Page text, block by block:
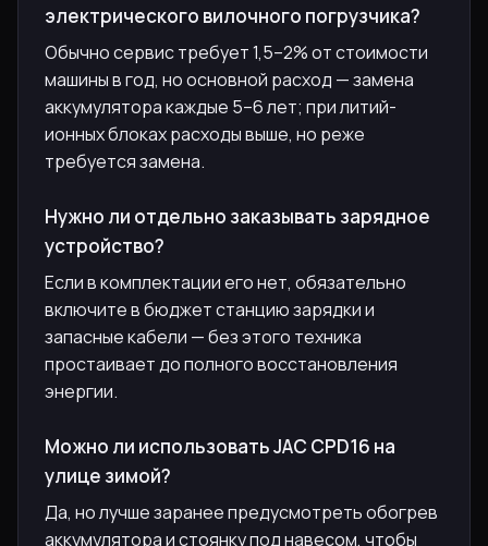
электрического вилочного погрузчика?
Обычно сервис требует 1,5–2% от стоимости
машины в год, но основной расход — замена
аккумулятора каждые 5–6 лет; при литий-
ионных блоках расходы выше, но реже
требуется замена.
Нужно ли отдельно заказывать зарядное
устройство?
Если в комплектации его нет, обязательно
включите в бюджет станцию зарядки и
запасные кабели — без этого техника
простаивает до полного восстановления
энергии.
Можно ли использовать JAC CPD16 на
улице зимой?
Да, но лучше заранее предусмотреть обогрев
аккумулятора и стоянку под навесом, чтобы